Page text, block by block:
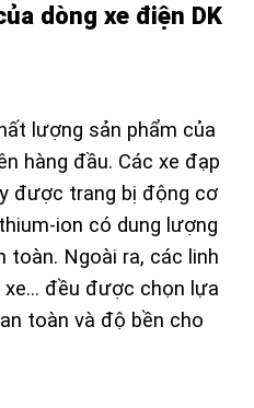
dòng xe điện DK
lượng sản phẩm của
hàng đầu. Các xe đạp
được trang bị động cơ
ion có dung lượng
toàn. Ngoài ra, các linh
xe… đều được chọn lựa
toàn và độ bền cho